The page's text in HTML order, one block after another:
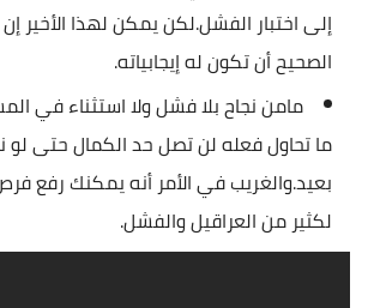
إلى اختبار الفشل.لكن يمكن لهذا الأخير
الصحيح أن تكون له إيجابياته.
مامن نجاح بلا فشل ولا استثناء في
ما تحاول فعله لن تصل حد الكمال حتى
بعيد.والغريب في الأمر أنه يمكنك رفع
لكثير من العراقيل والفشل.